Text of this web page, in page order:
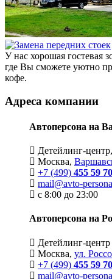
У нас хорошая гостевая
где Вы сможете уютно
кофе.
Адреса компании
Автоперсона на
Детейлинг-
Москва,
+7 (499) 455 59 70
mail@avto-
с 8:00 до 23:00
Автоперсона на
Детейлинг-центр
Москва, ул.
+7 (499) 455 59 70
mail@avto-